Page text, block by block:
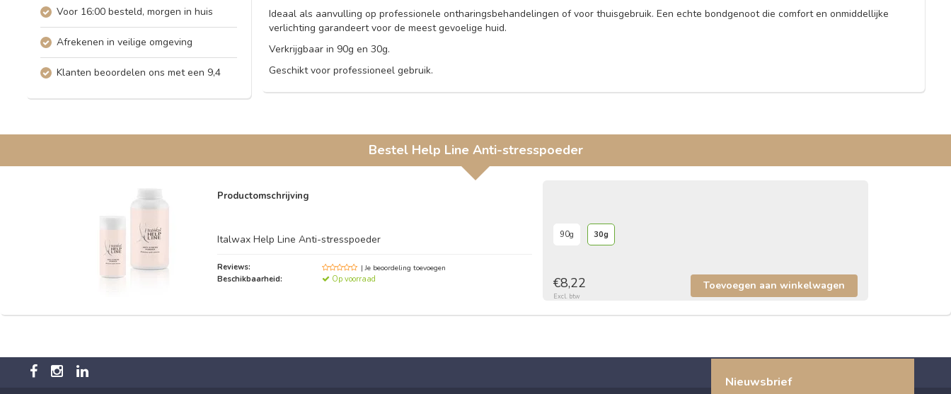
Voor 16:00 besteld, morgen in huis
Afrekenen in veilige omgeving
Klanten beoordelen ons met een 9,4
Ideaal als aanvulling op professionele ontharingsbehandelingen of voor thuisgebruik. Een echte bondgenoot die comfort en onmiddellijke
verlichting garandeert voor de meest gevoelige huid.
Verkrijgbaar in 90g en 30g.
Geschikt voor professioneel gebruik.
Bestel Help Line Anti-stresspoeder
Productomschrijving
Italwax Help Line Anti-stresspoeder
Reviews: | Je beoordeling toevoegen
Beschikbaarheid: Op voorraad
90g 30g
€8,22
Excl. btw
Nieuwsbrief